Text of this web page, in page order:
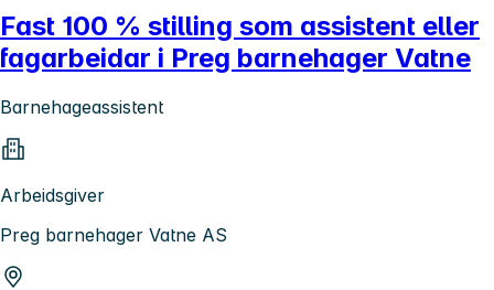
Fast 100 % stilling som assistent eller
fagarbeidar i Preg barnehager Vatne
Barnehageassistent
Arbeidsgiver
Preg barnehager Vatne AS